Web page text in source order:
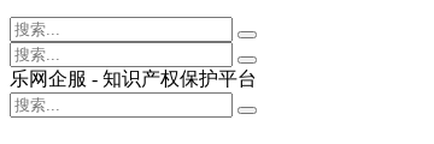
乐网企服 - 知识产权保护平台